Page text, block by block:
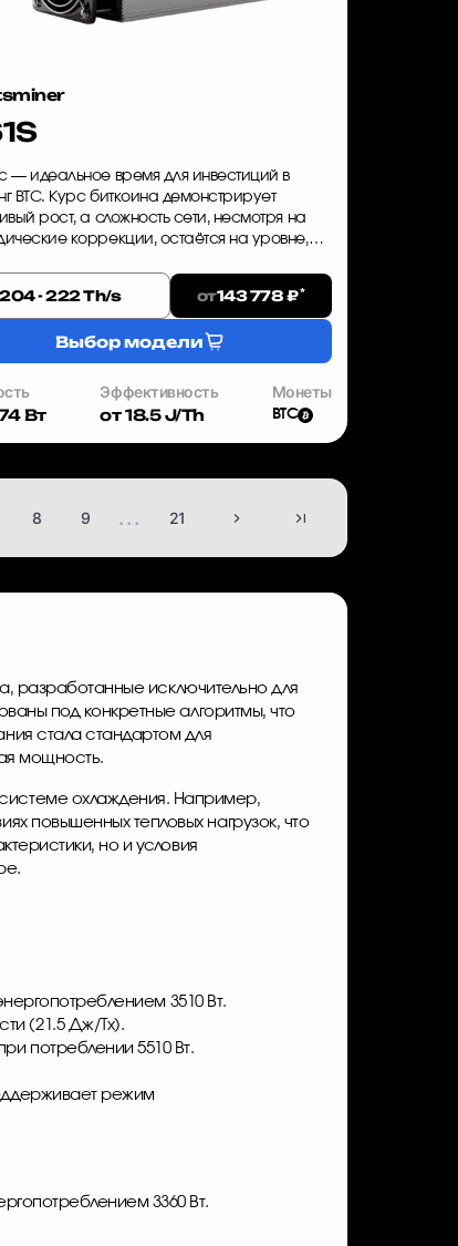
— идеальное время для инвестиций в
BTC. Курс биткоина демонстрирует
рост, а сложность сети, несмотря на
коррекции, остаётся на уровне,
M61S — это ASIC майнер,...
204 - 222 Th/s от143 778 ₽*
Выбор модели
Вт
Эффективность
от 18.5 J/Th
Монеты
BTC
8 9 ... 21
разработанные исключительно для
под конкретные алгоритмы, что
стала стандартом для
мощность.
охлаждения. Например,
повышенных тепловых нагрузок, что
но и условия
3510 Вт.
(21.5 Дж/Тх).
потреблении 5510 Вт.
режим
3360 Вт.